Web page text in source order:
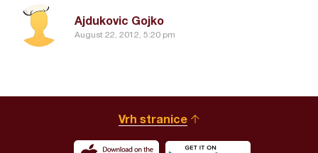
Ajdukovic Gojko
August 22, 2012, 5:20 pm
Vrh stranice